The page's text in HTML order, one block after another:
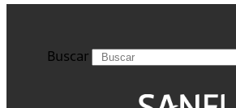
Buscar